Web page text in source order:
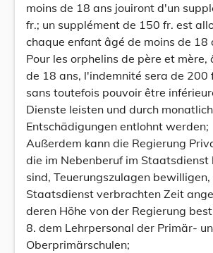
moins de 18 ans jouiront d'un
fr.; un supplément de 150 fr. est
chaque enfant âgé de moins de 18
Pour les orphelins de père et mère,
de 18 ans, l'indemnité sera de 200
sans toutefois pouvoir être
Dienste leisten und durch
Entschädigungen entlohnt werden;
Außerdem kann die Regierung
die im Nebenberuf im
sind, Teuerungszulagen
Staatsdienst verbrachten Zeit
deren Höhe von der Regierung
8. dem Lehrpersonal der Primär-
Oberprimärschulen;